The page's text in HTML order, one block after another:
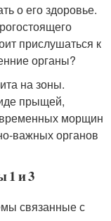
о его здоровье.
прислушаться к
органы?
на зоны.
прыщей,
морщин
важных органов
1 и 3
связанные с